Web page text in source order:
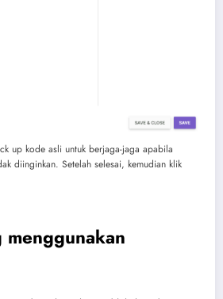
up kode asli untuk berjaga-jaga apabila
diinginkan. Setelah selesai, kemudian klik
menggunakan